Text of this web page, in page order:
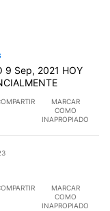
9 Sep, 2021 HOY
MARCAR
COMO
INAPROPIADO
MARCAR
COMO
INAPROPIADO